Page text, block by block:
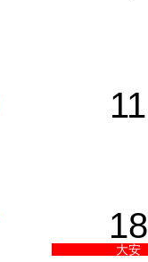
11
18
大安